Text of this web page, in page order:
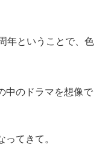
年ということで、色
中のドラマを想像で
てきて。